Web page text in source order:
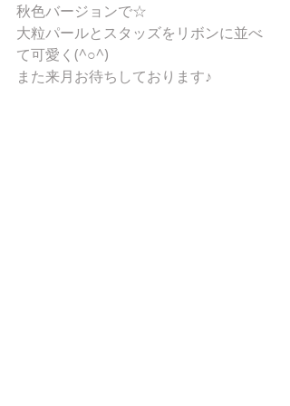
秋色バージョンで☆
大粒パールとスタッズをリボンに並べ
て可愛く(^○^)
また来月お待ちしております♪